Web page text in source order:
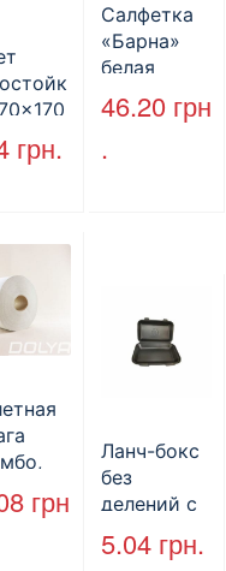
грн.
Салфетка
«Барна»
белая
PAPERO
500 шт (6/
46.20 грн
.
грн
Ланч-бокс
без
делений с
крышкой
HP-10, 240
5.04 грн.